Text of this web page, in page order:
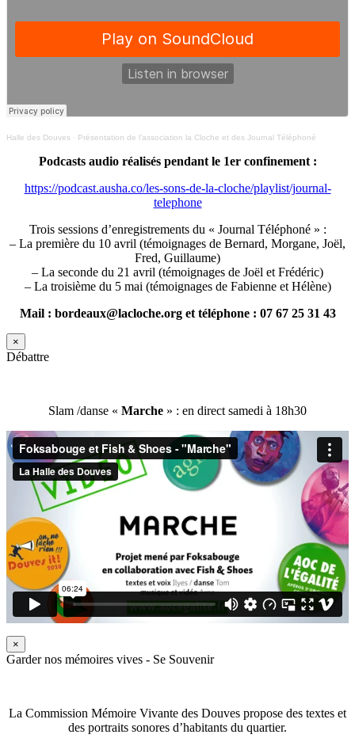
Halle des Douves · Présentation de l’association la Cloche et des Journal Téléphoné
Podcasts audio réalisés pendant le 1er confinement :
https://podcast.ausha.co/les-sons-de-la-cloche/playlist/journal-
telephone
Trois sessions d’enregistrements du « Journal Téléphoné » :
– La première du 10 avril (témoignages de Bernard, Morgane, Joël,
Fred, Guillaume)
– La seconde du 21 avril (témoignages de Joël et Frédéric)
– La troisième du 5 mai (témoignages de Fabienne et Hélène)
Mail : bordeaux@lacloche.org et téléphone : 07 67 25 31 43
×
Débattre
Slam /danse « Marche » : en direct samedi à 18h30
×
Garder nos mémoires vives - Se Souvenir
La Commission Mémoire Vivante des Douves propose des textes et
des portraits sonores d’habitants du quartier.